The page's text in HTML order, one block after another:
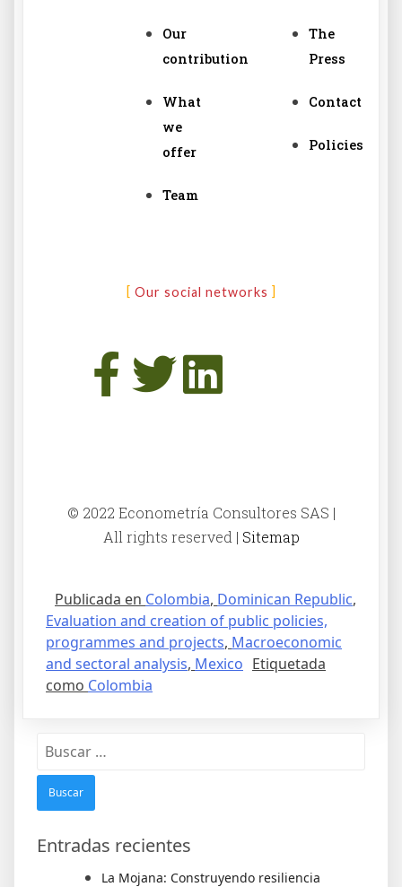
Our
contribution
What
we
offer
Team
The
Press
Contact
Policies
Our social networks
© 2022 Econometría Consultores SAS |
All rights reserved | Sitemap
Publicada en Colombia, Dominican Republic,
Evaluation and creation of public policies,
programmes and projects, Macroeconomic
and sectoral analysis, Mexico Etiquetada
como Colombia
Entradas recientes
La Mojana: Construyendo resiliencia